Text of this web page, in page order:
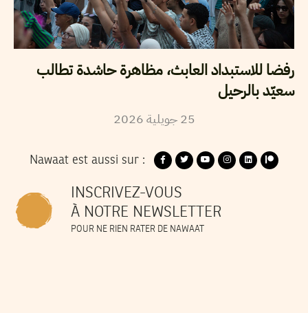
رفضا للاستبداد العابث، مظاهرة حاشدة تطالب
سعيّد بالرحيل
25 جويلية2026
Nawaat est aussi sur :
INSCRIVEZ-VOUS
À NOTRE NEWSLETTER
POUR NE RIEN RATER DE NAWAAT